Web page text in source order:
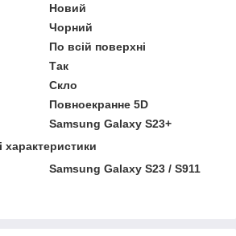
Новий
Чорний
По всій поверхні
Так
Скло
Повноекранне 5D
Samsung Galaxy S23+
характеристики
Samsung Galaxy S23 / S911